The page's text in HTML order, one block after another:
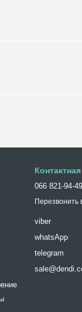
066 821-94-49
Перезвонить
viber
whatsApp
telegram